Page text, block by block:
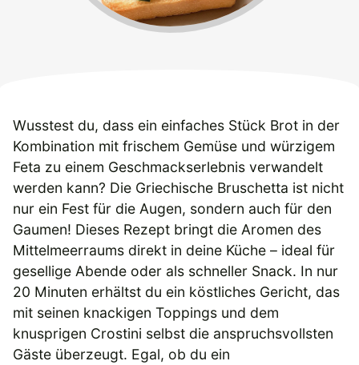
Wusstest du, dass ein einfaches Stück Brot in der
Kombination mit frischem Gemüse und würzigem
Feta zu einem Geschmackserlebnis verwandelt
werden kann? Die Griechische Bruschetta ist nicht
nur ein Fest für die Augen, sondern auch für den
Gaumen! Dieses Rezept bringt die Aromen des
Mittelmeerraums direkt in deine Küche – ideal für
gesellige Abende oder als schneller Snack. In nur
20 Minuten erhältst du ein köstliches Gericht, das
mit seinen knackigen Toppings und dem
knusprigen Crostini selbst die anspruchsvollsten
Gäste überzeugt. Egal, ob du ein